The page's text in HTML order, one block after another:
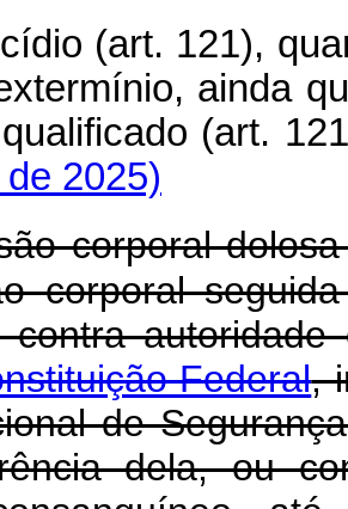
(art. 121),
ainda
qualificado (art.
de 2025)
corporal
corporal
contra
Federal,
de
dela, ou